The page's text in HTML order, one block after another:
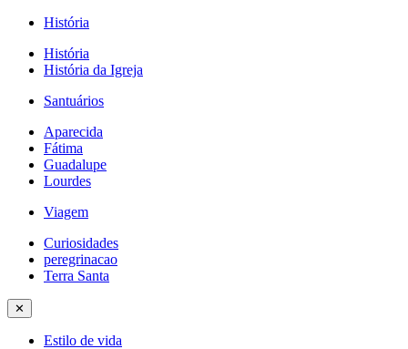
História
História
História da Igreja
Santuários
Aparecida
Fátima
Guadalupe
Lourdes
Viagem
Curiosidades
peregrinacao
Terra Santa
✕
Estilo de vida